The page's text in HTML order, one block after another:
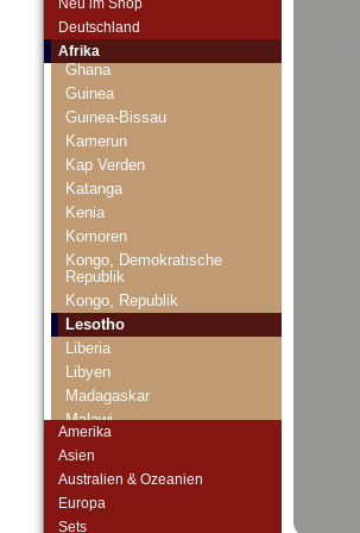
Deutschland
Afrika
Gabun
Gambia
Ghana
Guinea
Guinea-Bissau
Kamerun
Kap Verden
Katanga
Kenia
Komoren
Kongo, Demokratische
Republik
Kongo, Republik
Lesotho
Liberia
Libyen
Madagaskar
Malawi
Mauritius
Amerika
Asien
Australien & Ozeanien
Europa
Sets